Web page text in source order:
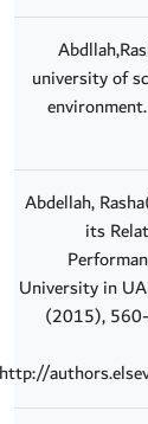
•
university of
• Abdellah,
its
University in
(2015),
http://